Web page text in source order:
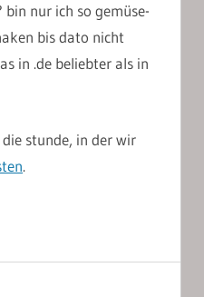
nur ich so gemüse-
bis dato nicht
in .de beliebter als in
stunde, in der wir
.